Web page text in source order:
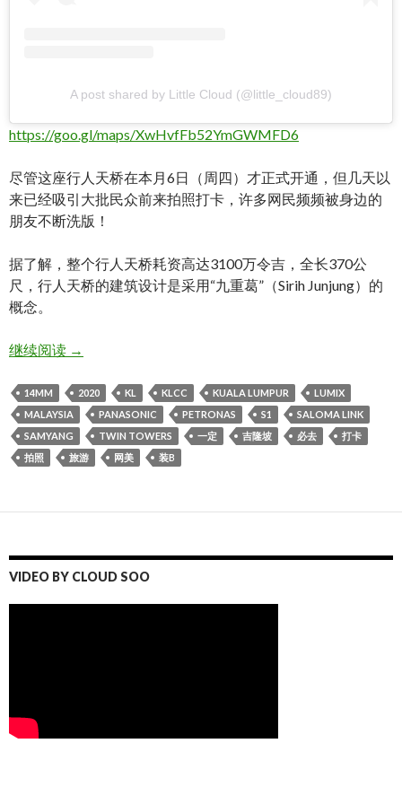
A post shared by Little Cloud (@little_cloud89)
https://goo.gl/maps/XwHvfFb52YmGWMFD6
尽管这座行人天桥在本月6日（周四）才正式开通，但几天以
来已经吸引大批民众前来拍照打卡，许多网民频频被身边的
朋友不断洗版！
据了解，整个行人天桥耗资高达3100万令吉，全长370公
尺，行人天桥的建筑设计是采用“九重葛”（Sirih Junjung）的
概念。
继续阅读2020吉隆坡最夯拍照打卡景点! Kuala Lumpur, Saloma
→
14MM 2020 KL KLCC KUALA LUMPUR
LUMIX
MALAYSIA
PANASONIC PETRONAS S1
SALOMA LINK
SAMYANG
TWIN TOWERS 一定 吉隆坡 必去
打卡
拍照
旅游 网美 装B
VIDEO BY CLOUD SOO